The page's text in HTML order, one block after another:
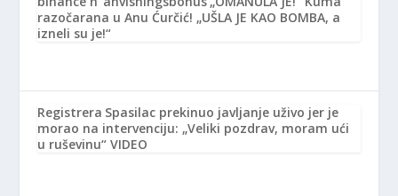
razočarana u Anu Ćurčić! „UŠLA JE KAO BOMBA, a
izneli su je!“
Registrera Spasilac prekinuo javljanje uživo jer je
morao na intervenciju: „Veliki pozdrav, moram ući
u ruševinu“ VIDEO